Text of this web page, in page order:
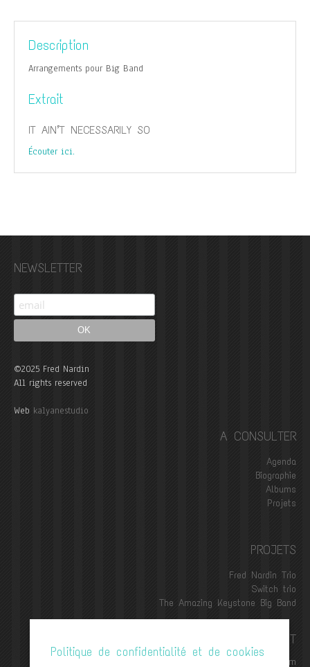
Description
Arrangements pour Big Band
Extrait
IT AIN’T NECESSARILY SO
Écouter ici.
NEWSLETTER
©2025 Fred Nardin
All rights reserved
Web kalyanestudio
A CONSULTER
Agenda
Biographie
Albums
Projets
PROJETS
Fred Nardin Trio
Switch trio
The Amazing Keystone Big Band
CONTACT
contact@frednardin.com
Politique de confidentialité et de cookies